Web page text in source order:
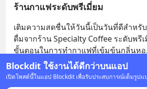
Blockdit ใช้งานได้ดีกว่าบนแอป
เปิดโพสต์นี้ในแอป Blockdit เพื่อรับประสบการณ์เต็มรูปแ
ร้านกาแฟระดับพรีเมี่ยม
เติมความสดชื่นให้วันนี้เป็นวันที่ดีสำหรั
ดื่มจากร้าน Specialty Coffee ระดับพ
ขั้นตอนในการทำกาแฟที่เข้มข้นกลิ่นหอ
6 บันทึก